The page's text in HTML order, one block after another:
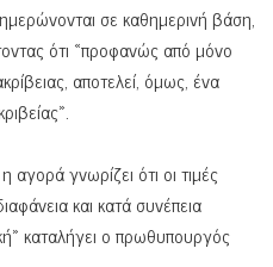
σε καθημερινή βάση,
ότι «προφανώς από μόνο
αποτελεί, όμως, ένα
αγορά γνωρίζει ότι οι τιμές
και κατά συνέπεια
καταλήγει ο πρωθυπουργός